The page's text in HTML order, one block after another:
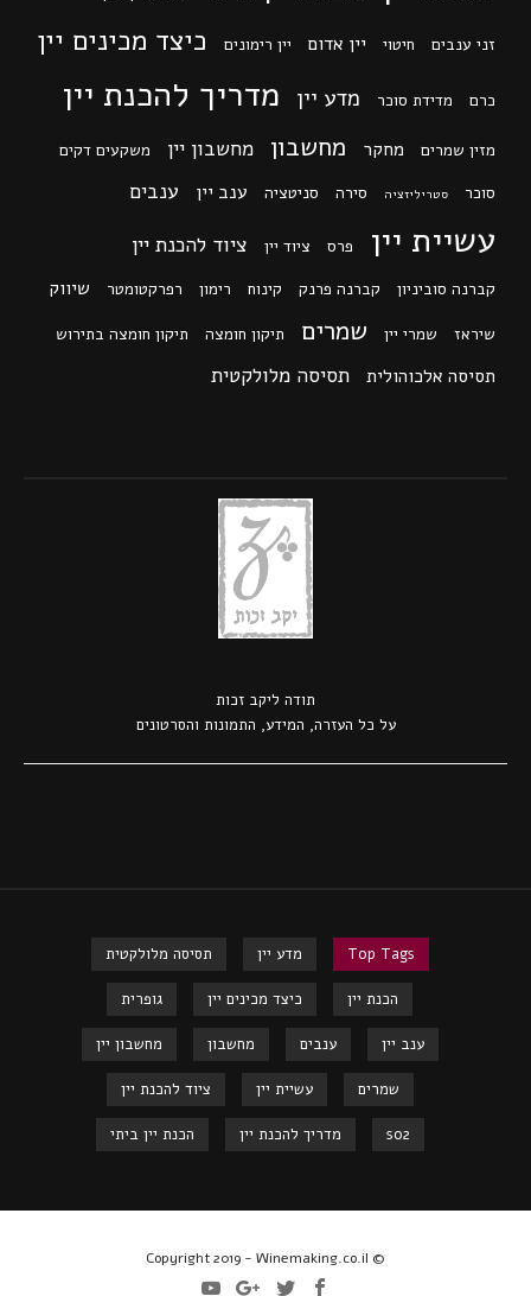
זני ענבים חיטוי יין אדום יין רימונים כיצד מכינים יין
כרם מדידת סוכר מדע יין מדריך להכנת יין
מזין שמרים מחקר מחשבון מחשבון יין
משקעים דקים
סוכר
סטריליזציה סירה סניטציה ענב יין ענבים
עשיית יין פרס ציוד יין ציוד להכנת יין
קברנה סוביניון קברנה פרנק קינוח רימון רפרקטומטר שיווק
שיראז שמרי יין שמרים תיקון חומצה תיקון חומצה בתירוש
תסיסה אלכוהולית תסיסה מלולקטית
תודה ליקב זכות
על כל העזרה, המידע, התמונות והסרטונים
Top Tags מדע יין תסיסה מלולקטית
הכנת יין כיצד מכינים יין גופרית
ענב יין ענבים מחשבון מחשבון יין
שמרים עשיית יין ציוד להכנת יין
so2 מדריך להכנת יין הכנת יין ביתי
© Copyright 2019 - Winemaking.co.il